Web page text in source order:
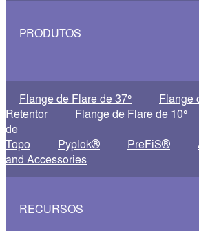
PRODUTOS
Flange de Flare de 37°
Flange
Retentor
Flange de Flare de 10°
de
Topo
Pyplok® PreFiS®
and Accessories
RECURSOS